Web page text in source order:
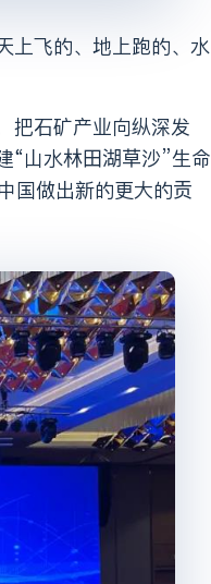
“山水林田湖草沙”生命
国做出新的更大的贡